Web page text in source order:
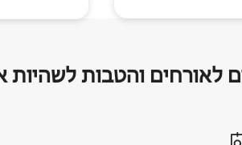
לאורחים והטבות לשהיות